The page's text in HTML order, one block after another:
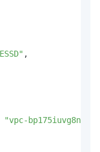
,
"vpc-